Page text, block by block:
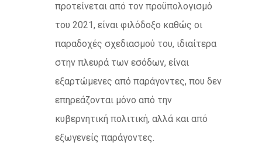
προτείνεται από τον προϋπολογισμό
του 2021, είναι φιλόδοξο καθώς οι
παραδοχές σχεδιασμού του, ιδιαίτερα
στην πλευρά των εσόδων, είναι
εξαρτώμενες από παράγοντες, που δεν
επηρεάζονται μόνο από την
κυβερνητική πολιτική, αλλά και από
εξωγενείς παράγοντες.